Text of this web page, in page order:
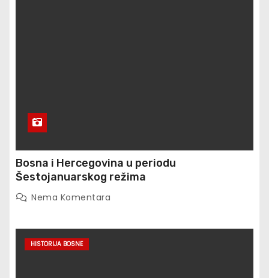
Bosna i Hercegovina u periodu
Šestojanuarskog režima
Nema Komentara
HISTORIJA BOSNE